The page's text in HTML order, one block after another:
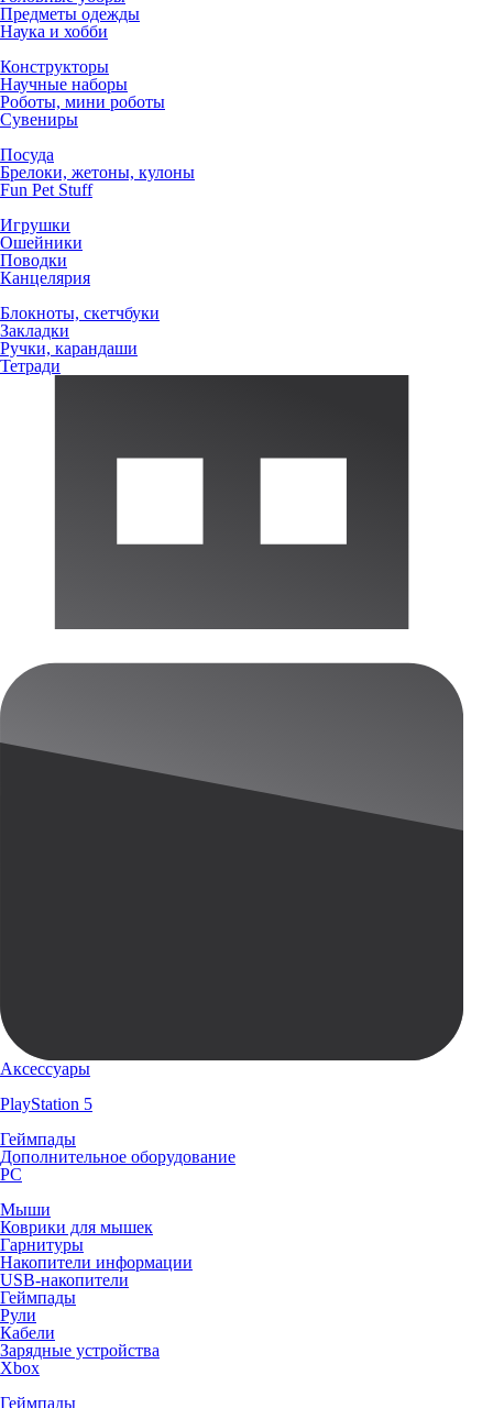
Предметы одежды
Наука и хобби
Конструкторы
Научные наборы
Роботы, мини роботы
Сувениры
Посуда
Брелоки, жетоны, кулоны
Fun Pet Stuff
Игрушки
Ошейники
Поводки
Канцелярия
Блокноты, скетчбуки
Закладки
Ручки, карандаши
Тетради
Аксессуары
PlayStation 5
Геймпады
Дополнительное оборудование
PC
Мыши
Коврики для мышек
Гарнитуры
Накопители информации
USB-накопители
Геймпады
Рули
Кабели
Зарядные устройства
Xbox
Геймпады